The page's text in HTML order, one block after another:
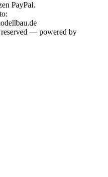
PayPal.
— powered by